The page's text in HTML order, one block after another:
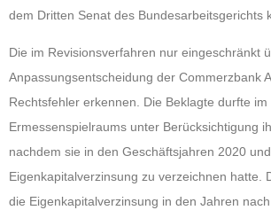
dem Dritten Senat des Bundesarbeitsgerichts
Die im Revisionsverfahren nur eingeschränkt
Anpassungsentscheidung der Commerzbank
Rechtsfehler erkennen. Die Beklagte durfte
Ermessenspielraums unter Berücksichtigung
nachdem sie in den Geschäftsjahren 2020
Eigenkapitalverzinsung zu verzeichnen hatte.
die Eigenkapitalverzinsung in den Jahren